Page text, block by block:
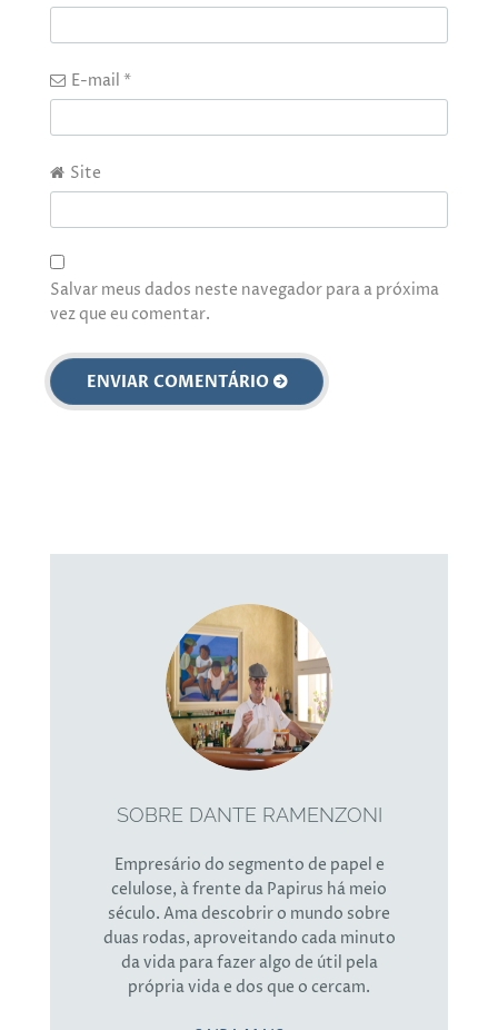
E-mail *
Site
Salvar meus dados neste navegador para a próxima
vez que eu comentar.
SOBRE DANTE RAMENZONI
Empresário do segmento de papel e
celulose, à frente da Papirus há meio
século. Ama descobrir o mundo sobre
duas rodas, aproveitando cada minuto
da vida para fazer algo de útil pela
própria vida e dos que o cercam.